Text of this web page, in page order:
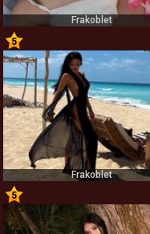
Frakoblet
5
7
Frakoblet
5
9